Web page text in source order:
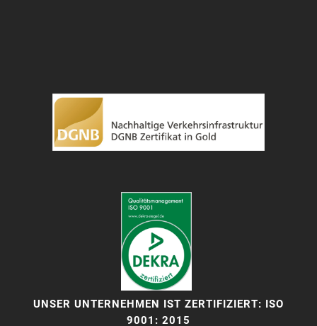
UNSER UNTERNEHMEN IST ZERTIFIZIERT: ISO
9001: 2015